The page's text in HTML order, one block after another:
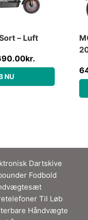
– Luft
kr.
NU
Dartskive
Fodbold
Til Løb
Håndvægte